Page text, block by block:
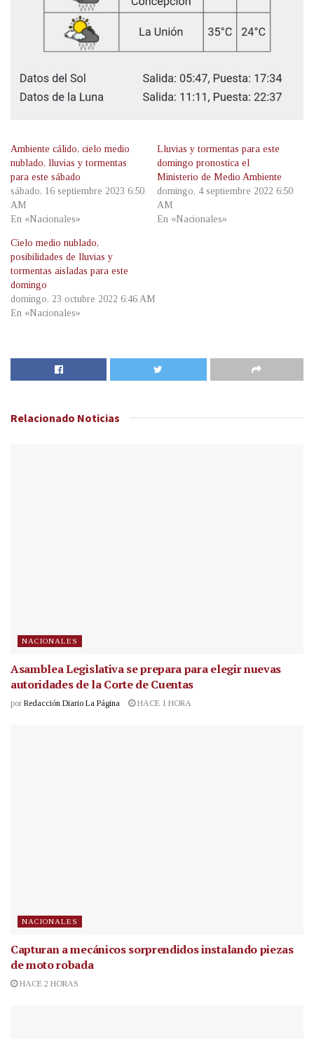
Ambiente cálido, cielo medio
nublado, lluvias y tormentas
para este sábado
sábado, 16 septiembre 2023 6:50
AM
En «Nacionales»
Lluvias y tormentas para este
domingo pronostica el
Ministerio de Medio Ambiente
domingo, 4 septiembre 2022 6:50
AM
En «Nacionales»
Cielo medio nublado,
posibilidades de lluvias y
tormentas aisladas para este
domingo
domingo, 23 octubre 2022 6:46 AM
En «Nacionales»
Relacionado Noticias
NACIONALES
Asamblea Legislativa se prepara para elegir nuevas
autoridades de la Corte de Cuentas
por Redacción Diario La Página HACE 1 HORA
NACIONALES
Capturan a mecánicos sorprendidos instalando piezas
de moto robada
HACE 2 HORAS